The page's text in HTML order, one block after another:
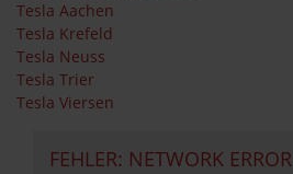
Tesla Aachen
Tesla Krefeld
Tesla Neuss
Tesla Trier
Tesla Viersen
FEHLER: NETWORK ERROR